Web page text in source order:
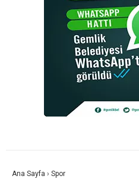
Ana Sayfa › Spor